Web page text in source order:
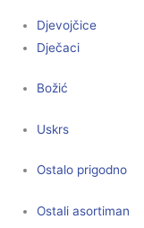
Djevojčice
Dječaci
Božić
Uskrs
Ostalo prigodno
Ostali asortiman